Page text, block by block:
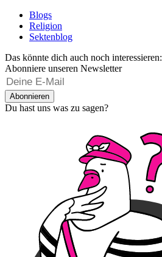
Blogs
Religion
Sektenblog
Das könnte dich auch noch interessieren:
Abonniere unseren Newsletter
Abonnieren
Du hast uns was zu sagen?